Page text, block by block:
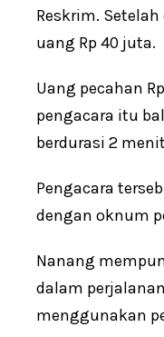
Reskrim.
uang Rp 40 juta.
Uang pecahan
pengacara itu
berdurasi 2
Pengacara
dengan oknum
Nanang
dalam
menggunakan